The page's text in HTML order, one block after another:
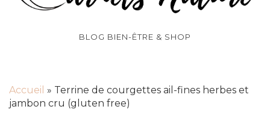
BLOG BIEN-ÊTRE & SHOP
Accueil » Terrine de courgettes ail-fines herbes et
jambon cru (gluten free)